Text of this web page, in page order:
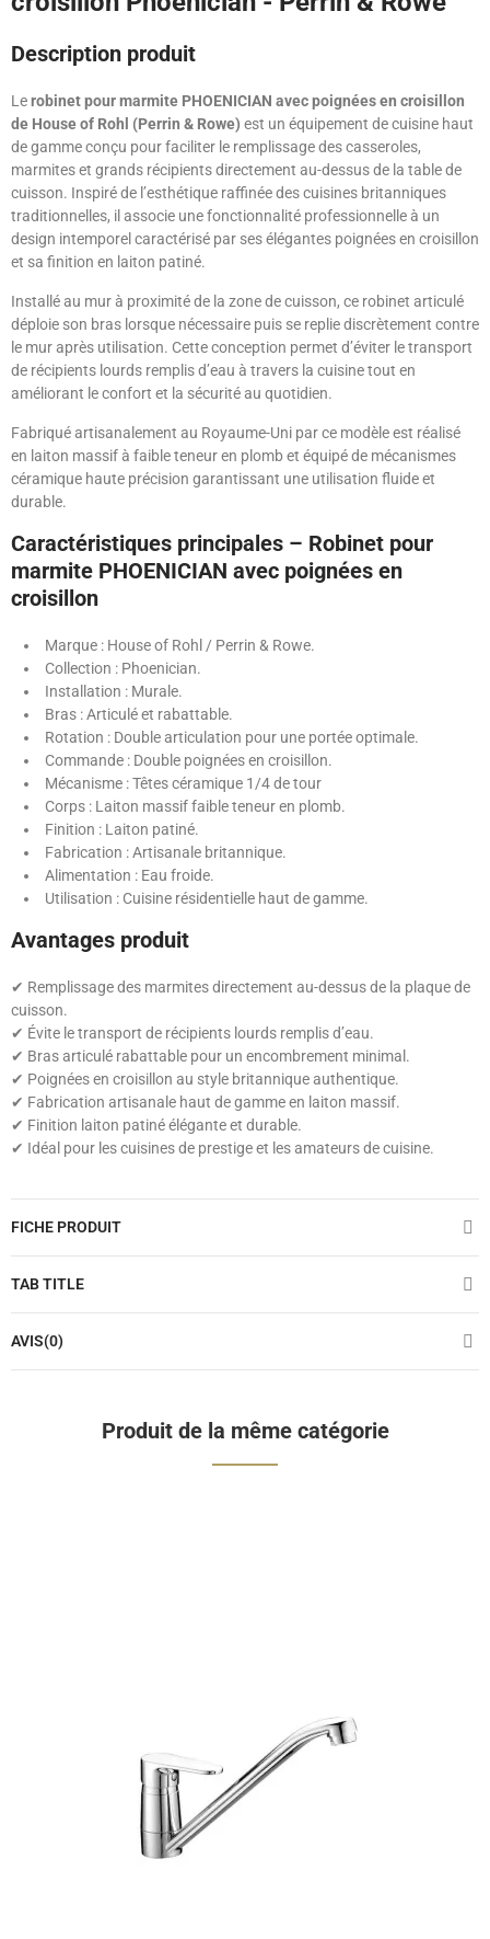
Description produit
Lerobinet pour marmite PHOENICIAN avec poignées en croisillon
de House of Rohl (Perrin & Rowe) est un équipement de cuisine haut
de gamme conçu pour faciliter le remplissage des casseroles,
marmites et grands récipients directement au-dessus de la table de
cuisson. Inspiré de l’esthétique raffinée des cuisines britanniques
traditionnelles, il associe une fonctionnalité professionnelle à un
design intemporel caractérisé par ses élégantes poignées en croisillon
et sa finition en laiton patiné.
Installé au mur à proximité de la zone de cuisson, ce robinet articulé
déploie son bras lorsque nécessaire puis se replie discrètement contre
le mur après utilisation. Cette conception permet d’éviter le transport
de récipients lourds remplis d’eau à travers la cuisine tout en
améliorant le confort et la sécurité au quotidien.
Fabriqué artisanalement au Royaume-Uni par ce modèle est réalisé
en laiton massif à faible teneur en plomb et équipé de mécanismes
céramique haute précision garantissant une utilisation fluide et
durable.
Caractéristiques principales – Robinet pour
marmite PHOENICIAN avec poignées en
croisillon
Marque : House of Rohl / Perrin & Rowe.
Collection : Phoenician.
Installation : Murale.
Bras : Articulé et rabattable.
Rotation : Double articulation pour une portée optimale.
Commande : Double poignées en croisillon.
Mécanisme : Têtes céramique 1/4 de tour
Corps : Laiton massif faible teneur en plomb.
Finition : Laiton patiné.
Fabrication : Artisanale britannique.
Alimentation : Eau froide.
Utilisation : Cuisine résidentielle haut de gamme.
Avantages produit
✔ Remplissage des marmites directement au-dessus de la plaque de
cuisson.
✔ Évite le transport de récipients lourds remplis d’eau.
✔ Bras articulé rabattable pour un encombrement minimal.
✔ Poignées en croisillon au style britannique authentique.
✔ Fabrication artisanale haut de gamme en laiton massif.
✔ Finition laiton patiné élégante et durable.
✔ Idéal pour les cuisines de prestige et les amateurs de cuisine.
FICHE PRODUIT
TAB TITLE
AVIS(0)
Produit de la même catégorie